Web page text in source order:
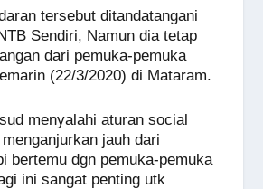
tersebut ditandatangani
Sendiri, Namun dia tetap
dari pemuka-pemuka
(22/3/2020) di Mataram.
menyalahi aturan social
jauh dari
bertemu dgn pemuka-pemuka
ini sangat penting utk